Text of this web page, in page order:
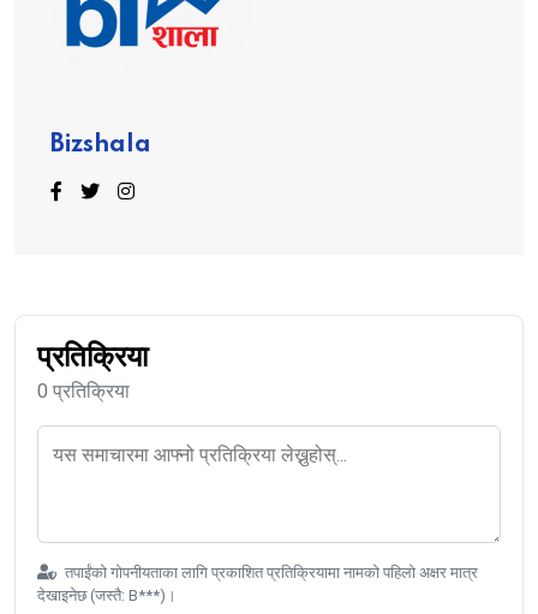
Bizshala
प्रतिक्रिया
0 प्रतिक्रिया
तपाईंको गोपनीयताका लागि प्रकाशित प्रतिक्रियामा नामको पहिलो अक्षर मात्र
देखाइनेछ (जस्तै: B***)।